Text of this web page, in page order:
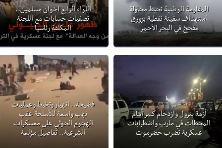
المقاومة الوطنية تحبط محاولة
استهداف سفينة نفطية بزورق
مفخخ في البحر الأحمر
اللواء الرابع اخوان مسلمين..
تصفيات حسابات مع اللجنة
المكلفة رئاسيا
أزمة بترول وازدحام كبير أمام
المحطات في مارب واضطرابات
عسكرية تضرب حضرموت
فضيحة.. انهيار وتخبط وعمليات
نهب واسعة للأسلحة عقب
الهجوم الحوثي على معسكرات
الشرعية.. تفاصيل مؤلمة